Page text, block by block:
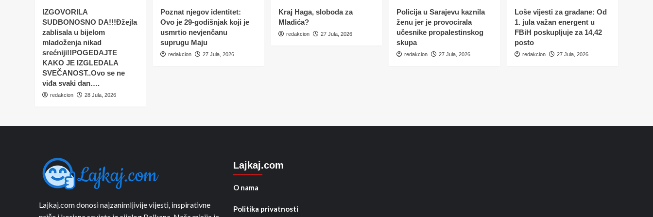
IZGOVORILA
SUDBONOSNO DA!!!Đžejla
zablisala u bijelom
mladoženja nikad
srećniji!!POGEDAJTE
KAKO JE IZGLEDALA
SVEČANOST..Ovo se ne
viđa svaki dan….
redakcion 28 Jula, 2026
Poznat njegov identitet:
Ovo je 29-godišnjak koji je
usmrtio nevjenčanu
suprugu Maju
redakcion 27 Jula, 2026
Kraj Haga, sloboda za
Mladića?
redakcion 27 Jula, 2026
Policija u Sarajevu kaznila
ženu jer je provocirala
učesnike propalestinskog
skupa
redakcion 27 Jula, 2026
Loše vijesti za građane: Od
1. jula važan energent u
FBiH poskupljuje za 14,42
posto
redakcion 27 Jula, 2026
Lajkaj.com donosi najzanimljivije vijesti, inspirativne
Lajkaj.com
O nama
Politika privatnosti